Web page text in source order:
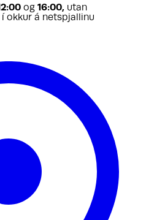
og 16:00, utan
okkur á netspjallinu